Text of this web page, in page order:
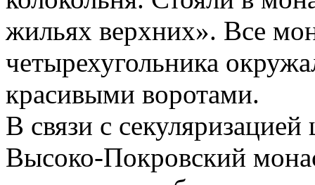
жильях верхних». Все
четырехугольника
красивыми воротами.
В связи с
Высоко-Покровский